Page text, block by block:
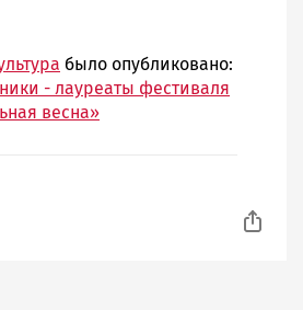
было опубликовано:
- лауреаты фестиваля
весна»